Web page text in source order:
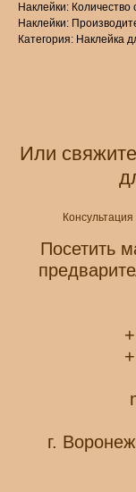
Наклейки:
Наклейки:
Категория: Наклейка
Или
Посетить
г.